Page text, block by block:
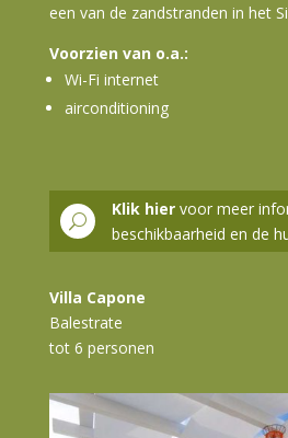
een van de zandstranden in het
Voorzien van o.a.:
Wi-Fi internet
airconditioning
U
Klik hiervoor meer
beschikbaarheid en de
Villa Capone
Balestrate
tot 6 personen